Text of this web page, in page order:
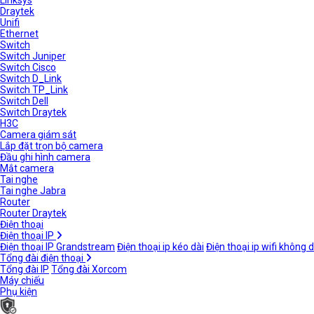
Draytek
Unifi
Ethernet
Switch
Switch Juniper
Switch Cisco
Switch D_Link
Switch TP_Link
Switch Dell
Switch Draytek
H3C
Camera giám sát
Lắp đặt trọn bộ camera
Đầu ghi hình camera
Mắt camera
Tai nghe
Tai nghe Jabra
Router
Router Draytek
Điện thoại
Điện thoại IP
Điện thoại IP Grandstream Điện thoại ip kéo dài Điện thoại ip wifi không
Tổng đài điện thoại
Tổng đài IP Tổng đài Xorcom
Máy chiếu
Phụ kiện